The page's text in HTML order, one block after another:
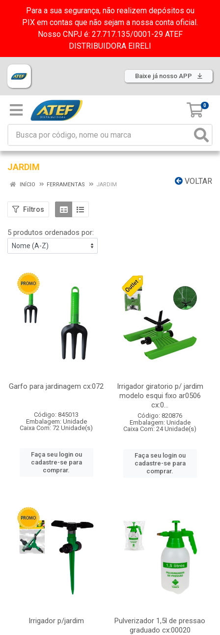
Para a sua segurança, não realizem depósitos ou
PIX em contas que não sejam a nossa conta oficial.
Nosso CNPJ é: 27.717.135/0001-29 ATEF
DISTRIBUIDORA EIRELI
Baixe já nosso APP
0
JARDIM
VOLTAR
INÍCIO FERRAMENTAS JARDIM
Filtros
5 produtos ordenados por:
Garfo para jardinagem cx:072
Código: 845013
Embalagem: Unidade
Caixa Com: 72 Unidade(s)
Faça seu login ou
cadastre-se para
comprar.
Irrigador giratorio p/ jardim
modelo esqui fixo ar0506
cx:0...
Código: 820876
Embalagem: Unidade
Caixa Com: 24 Unidade(s)
Faça seu login ou
cadastre-se para
comprar.
Irrigador p/jardim
Pulverizador 1,5l de pressao
graduado cx:00020